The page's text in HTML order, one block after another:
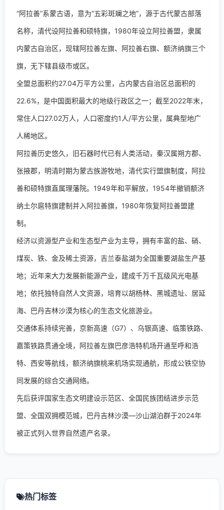
“阿拉善”系蒙古语，意为“五彩斑斓之地”，源于古代蒙古部落
名称，清代设阿拉善和硕特旗，1980年设立阿拉善盟，隶属
内蒙古自治区，现辖阿拉善左旗、阿拉善右旗、额济纳旗三个
旗，无下辖县级市或区。
全盟总面积约27.04万平方公里，占内蒙古自治区总面积的
22.6%，是中国面积最大的地级行政区之一；截至2022年末，
常住人口27.02万人，人口密度约1人/平方公里，属典型地广
人稀地区。
阿拉善历史悠久，旧石器时代已有人类活动，秦汉属朔方郡、
张掖郡，明清时期为蒙古族游牧地，清代实行盟旗制度，阿拉
善和硕特旗直属理藩院。1949年和平解放，1954年撤销额济
纳土尔扈特旗建制并入阿拉善旗，1980年恢复阿拉善盟建
制。
经济以资源型产业和生态型产业为主导，拥有丰富的盐、硝、
煤炭、铁、金及稀土资源，吉兰泰盐湖为全国重要湖盐生产基
地；近年来大力发展新能源产业，建成千万千瓦级风光电基
地；依托独特自然人文资源，培育以胡杨林、黑城遗址、居延
海、巴丹吉林沙漠为核心的生态文化旅游业。
交通体系持续完善，京新高速（G7）、乌银高速、临策铁路、
嘉策铁路贯通全境，阿拉善左旗巴彦浩特机场开通至呼和浩
特、西安等航线，额济纳旗桃来机场实现通航，形成公铁空协
同发展的综合交通网络。
先后获评国家生态文明建设示范区、全国民族团结进步示范
盟、全国双拥模范城，巴丹吉林沙漠—沙山湖泊群于2024年
被正式列入世界自然遗产名录。
热门标签